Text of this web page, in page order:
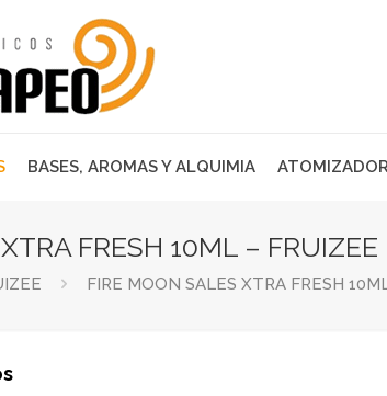
BASES, AROMAS Y ALQUIMIA
FRESH 10ML – FRUIZEE
FIRE MOON SALES XTRA FRESH